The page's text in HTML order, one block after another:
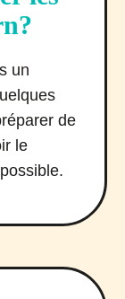
un
de
le